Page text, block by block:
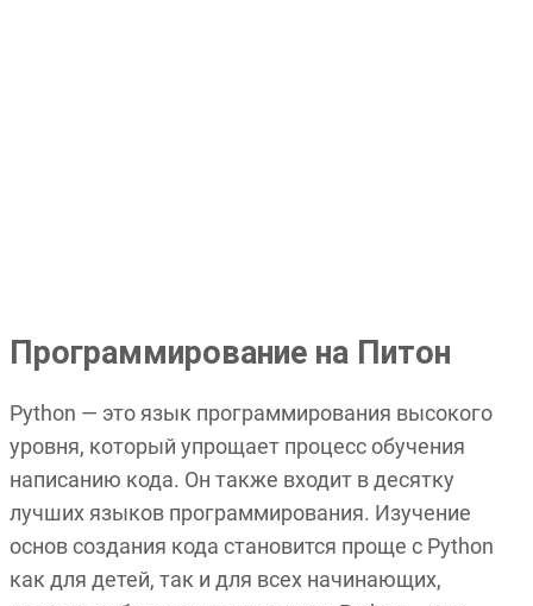
Программирование на Питон
Python — это язык программирования высокого
уровня, который упрощает процесс обучения
написанию кода. Он также входит в десятку
лучших языков программирования. Изучение
основ создания кода становится проще с Python
как для детей, так и для всех начинающих,